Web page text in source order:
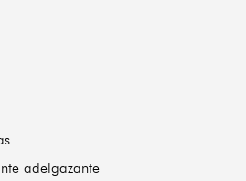
adelgazante